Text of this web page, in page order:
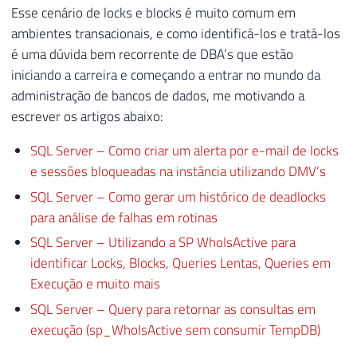
Esse cenário de locks e blocks é muito comum em
ambientes transacionais, e como identificá-los e tratá-los
é uma dúvida bem recorrente de DBA’s que estão
iniciando a carreira e começando a entrar no mundo da
administração de bancos de dados, me motivando a
escrever os artigos abaixo:
SQL Server – Como criar um alerta por e-mail de locks
e sessões bloqueadas na instância utilizando DMV’s
SQL Server – Como gerar um histórico de deadlocks
para análise de falhas em rotinas
SQL Server – Utilizando a SP WhoIsActive para
identificar Locks, Blocks, Queries Lentas, Queries em
Execução e muito mais
SQL Server – Query para retornar as consultas em
execução (sp_WhoIsActive sem consumir TempDB)